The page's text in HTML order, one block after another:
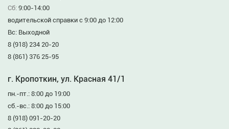
Сб: 9:00-14:00
водительской справки с 9:00 до 12:00
Вс: Выходной
8 (918) 234 20-20
8 (861) 376 25-95
г. Кропоткин, ул. Красная 41/1
пн.-пт.: 8:00 до 19:00
сб.-вс.: 8:00 до 15:00
8 (918) 091-20-20